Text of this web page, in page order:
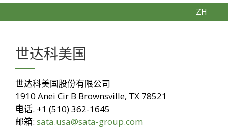
ZH
世达科美国
世达科美国股份有限公司
1910 Anei Cir B Brownsville, TX 78521
电话. +1 (510) 362-1645
邮箱: sata.usa@sata-group.com